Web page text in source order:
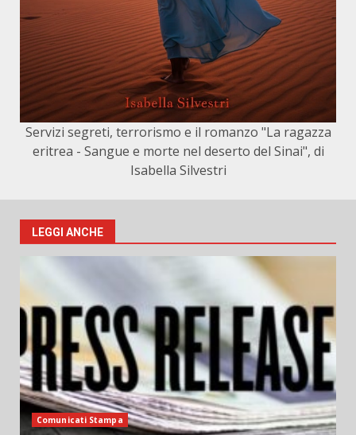
Servizi segreti, terrorismo e il romanzo "La ragazza
eritrea - Sangue e morte nel deserto del Sinai", di
Isabella Silvestri
LEGGI ANCHE
Comunicati Stampa